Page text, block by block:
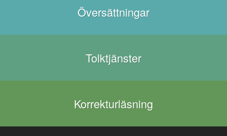
Översättningar
Tolktjänster
Korrekturläsning